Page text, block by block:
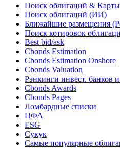
Поиск облигаций &
Поиск облигаций (ИИ)
Ближайшие размещения
Поиск котировок
Best bid/ask
Cbonds Estimation
Cbonds Estimation Onshore
Cbonds Valuation
Рэнкинги инвест. банков
Cbonds Awards
Cbonds Pages
Ломбардные списки
ЦФА
ESG
Сукук
Самые популярные